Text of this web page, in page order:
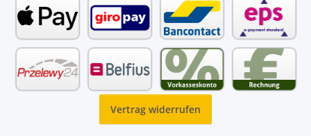
Vertrag widerrufen